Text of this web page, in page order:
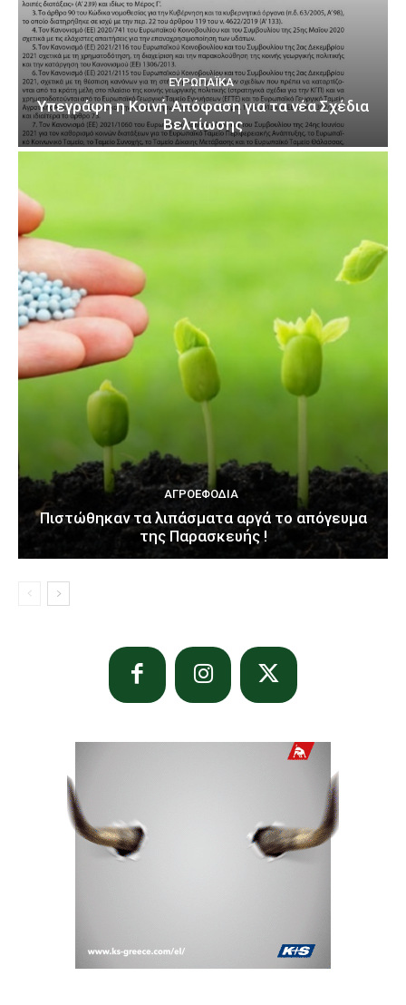
ΕΥΡΩΠΑΪΚΆ
Υπεγράφη η Κοινή Απόφαση για τα νέα Σχέδια
Βελτίωσης
ΑΓΡΟΕΦΌΔΙΑ
Πιστώθηκαν τα λιπάσματα αργά το απόγευμα
της Παρασκευής !